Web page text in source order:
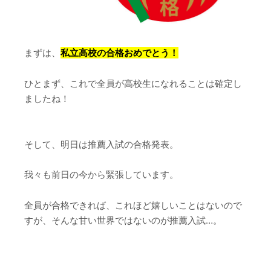
まずは、 私立高校の合格おめでとう！
ひとまず、これで全員が高校生になれることは確定し
ましたね！
そして、明日は推薦入試の合格発表。
我々も前日の今から緊張しています。
全員が合格できれば、これほど嬉しいことはないので
すが、そんな甘い世界ではないのが推薦入試…。